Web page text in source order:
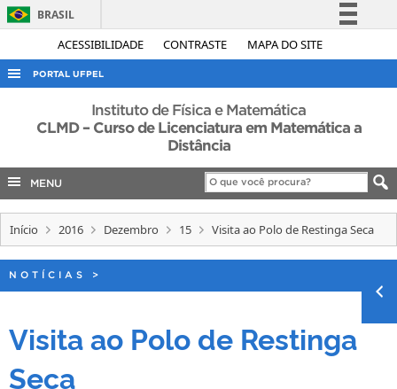
ACESSIBILIDADE CONTRASTE MAPA DO SITE
BRASIL
Simplifique!
Acesso à informação
Canais
PORTAL UFPEL
ACESSO À INFORMAÇÃO
AUDITORIA
EDITAIS
TELEFONES
Instituto de Física e Matemática
CLMD – Curso de Licenciatura em Matemática a
Distância
MENU
Início 2016 Dezembro 15 Visita ao Polo de Restinga Seca
NOTÍCIAS >
Visita ao Polo de Restinga
Seca